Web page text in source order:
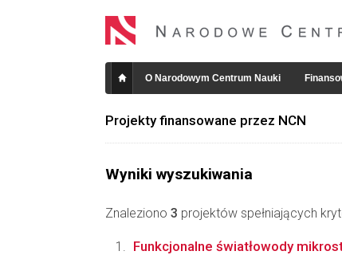
O Narodowym Centrum Nauki
Projekty finansowane przez NCN
Wyniki wyszukiwania
Znaleziono 3 projektów spełniających
Funkcjonalne światłowody